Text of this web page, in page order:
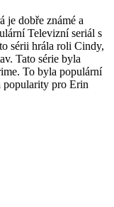
je dobře známé a
Televizní seriál s
sérii hrála roli Cindy,
Tato série byla
To byla populární
popularity pro Erin